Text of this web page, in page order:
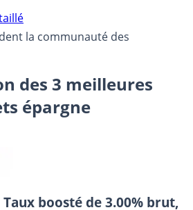
la communauté des
des 3 meilleures
épargne
Taux boosté de 3.00% brut,